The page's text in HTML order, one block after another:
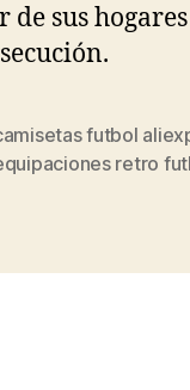
de sus
futbol
retro